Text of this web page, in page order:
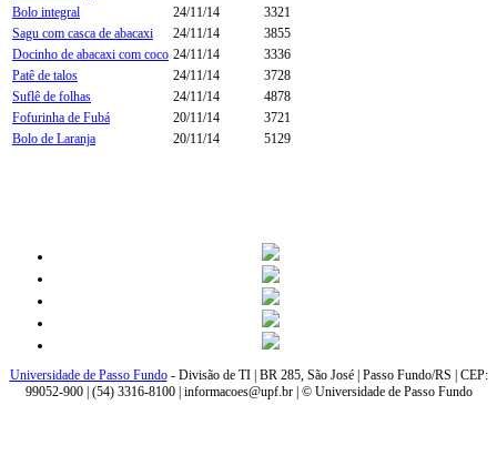
Bolo integral
24/11/14
3321
Sagu com casca de abacaxi
24/11/14
3855
Docinho de abacaxi com coco 24/11/14
3336
Patê de talos
24/11/14
3728
Suflê de folhas
24/11/14
4878
Fofurinha de Fubá
20/11/14
3721
Bolo de Laranja
20/11/14 5129
Universidade de Passo Fundo- Divisão de TI | BR 285, São José | Passo Fundo/RS | CEP:
99052-900 | (54) 3316-8100 | informacoes@upf.br | © Universidade de Passo Fundo